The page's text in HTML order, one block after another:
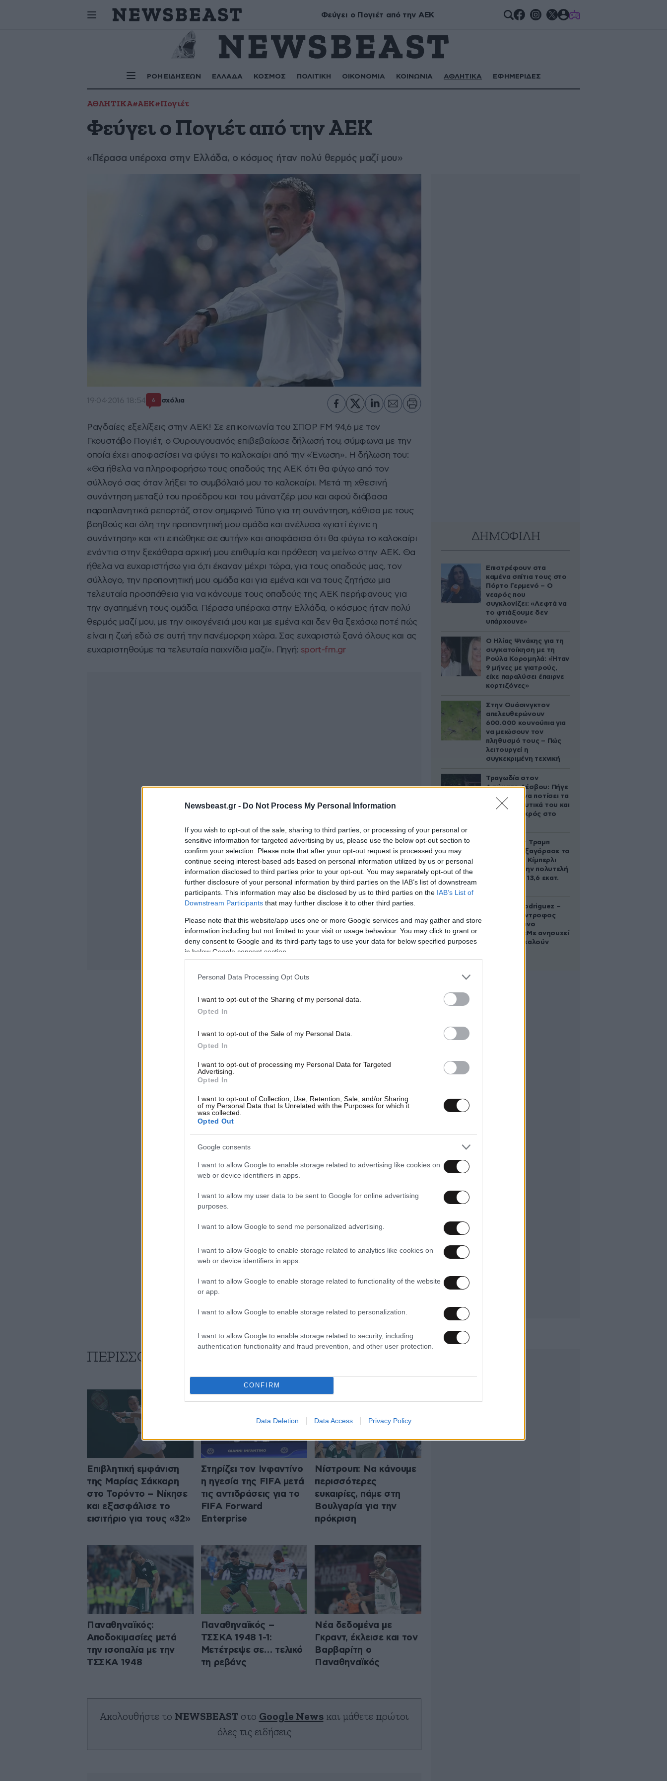
Newsbeast.gr - Do Not Process My Personal Information
If you wish to opt-out of the sale, sharing to third parties, or processing of your personal or
sensitive information for targeted advertising by us, please use the below opt-out section to
confirm your selection. Please note that after your opt-out request is processed you may
continue seeing interest-based ads based on personal information utilized by us or personal
information disclosed to third parties prior to your opt-out. You may separately opt-out of the
further disclosure of your personal information by third parties on the IAB’s list of downstream
participants. This information may also be disclosed by us to third parties on the IAB’s List of
Downstream Participants that may further disclose it to other third parties.
Please note that this website/app uses one or more Google services and may gather and store
information including but not limited to your visit or usage behaviour. You may click to grant or
deny consent to Google and its third-party tags to use your data for below specified purposes
in below Google consent section.
Personal Data Processing Opt Outs
I want to opt-out of the Sharing of my personal data.
Opted In
I want to opt-out of the Sale of my Personal Data.
Opted In
I want to opt-out of processing my Personal Data for Targeted
Advertising.
Opted In
I want to opt-out of Collection, Use, Retention, Sale, and/or Sharing
of my Personal Data that Is Unrelated with the Purposes for which it
was collected.
Opted Out
Google consents
I want to allow Google to enable storage related to advertising like cookies on
web or device identifiers in apps.
I want to allow my user data to be sent to Google for online advertising
purposes.
I want to allow Google to send me personalized advertising.
I want to allow Google to enable storage related to analytics like cookies on
web or device identifiers in apps.
I want to allow Google to enable storage related to functionality of the website
or app.
I want to allow Google to enable storage related to personalization.
I want to allow Google to enable storage related to security, including
authentication functionality and fraud prevention, and other user protection.
CONFIRM
Data Deletion Data Access Privacy Policy
Σήμερα γιορτάζουν: GAMES
ΡΟΗ ΕΙΔΗΣΕΩΝ ΕΛΛΑΔΑ ΚΟΣΜΟΣ ΠΟΛΙΤΙΚΗ ΟΙΚΟΝΟΜΙΑ ΚΟΙΝΩΝΙΑ ΑΘΛΗΤΙΚΑ ΕΦΗΜΕΡΙΔΕΣ
Φεύγει ο Πογιέτ από την ΑΕΚ
ΑΘΛΗΤΙΚΑ#ΑΕΚ#Πογιέτ
Φεύγει ο Πογιέτ από την ΑΕΚ
«Πέρασα υπέροχα στην Ελλάδα, ο κόσμος ήταν πολύ θερμός μαζί μου»
19·04·2016 18:54 6 σχόλια
Ραγδαίες εξελίξεις στην ΑΕΚ! Σε επικοινωνία του ΣΠΟΡ FM 94,6 με τον
Γκουστάβο Πογιέτ, ο Ουρουγουανός επιβεβαίωσε δήλωσή του, σύμφωνα με την
οποία έχει αποφασίσει να φύγει το καλοκαίρι από την «Ένωση». Η δήλωση του:
«Θα ήθελα να πληροφορήσω τους οπαδούς της ΑΕΚ ότι θα φύγω από τον
σύλλογό σας όταν λήξει το συμβόλαιό μου το καλοκαίρι. Μετά τη χθεσινή
συνάντηση μεταξύ του προέδρου και του μάνατζέρ μου και αφού διάβασα
παραπλανητικά ρεπορτάζ στον σημερινό Τύπο για τη συνάντηση, κάθισα με τους
βοηθούς και όλη την προπονητική μου ομάδα και ανέλυσα «γιατί έγινε η
συνάντηση» και «τι ειπώθηκε σε αυτήν» και αποφάσισα ότι θα φύγω το καλοκαίρι
ενάντια στην ξεκάθαρα αρχική μου επιθυμία και πρόθεση να μείνω στην ΑΕΚ. Θα
ήθελα να ευχαριστήσω για ό,τι έκαναν μέχρι τώρα, για τους οπαδούς μας, τον
σύλλογο, την προπονητική μου ομάδα και για εμένα και να τους ζητήσω μια
τελευταία προσπάθεια για να κάνουμε τους οπαδούς της ΑΕΚ περήφανους για
την αγαπημένη τους ομάδα. Πέρασα υπέροχα στην Ελλάδα, ο κόσμος ήταν πολύ
θερμός μαζί μου, με την οικογένειά μου και με εμένα και δεν θα ξεχάσω ποτέ πώς
είναι η ζωή εδώ σε αυτή την πανέμορφη χώρα. Σας ευχαριστώ ξανά όλους και ας
ευχαριστηθούμε τα τελευταία παιχνίδια μαζί». Πηγή: sport-fm.gr
ΔΗΜΟΦΙΛΗ
Επιστρέφουν στα
καμένα σπίτια τους στο
Πόρτο Γερμενό – Ο
νεαρός που
συγκλονίζει: «Λεφτά να
το φτιάξουμε δεν
υπάρχουνε»
Ο Ηλίας Ψινάκης για τη
συγκατοίκηση με τη
Ρούλα Κορομηλά: «Ήταν
9 μήνες με γιατρούς,
είχε παραλύσει έπαιρνε
κορτιζόνες»
Στην Ουάσινγκτον
απελευθερώνουν
600.000 κουνούπια για
να μειώσουν τον
πληθυσμό τους – Πώς
λειτουργεί η
συγκεκριμένη τεχνική
Τραγωδία στον
Ασώματο Λέσβου: Πήγε
στο κτήμα να ποτίσει τα
οπωροκηπευτικά του και
βρέθηκε νεκρός στο
Ο Ντόναλντ Τραμπ
Τζούνιορ εξαγόρασε το
μερίδιο της Κίμπερλι
Γκίλφοϊλ στην πολυτελή
έπαυλη των 13,6 εκατ.
Georgina Rodriguez –
Ξεσπά η σύντροφος
του Κριστιάνο
Ρονάλντο: «Με ανησυχεί
που με αποκαλούν
ΠΕΡΙΣΣΟΤΕΡΑ ΑΠΟ ΤA ΑΘΛΗΤΙΚΑ
Επιβλητική εμφάνιση
της Μαρίας Σάκκαρη
στο Τορόντο – Νίκησε
και εξασφάλισε το
εισιτήριο για τους «32»
Στηρίζει τον Ινφαντίνο
η ηγεσία της FIFA μετά
τις αντιδράσεις για το
FIFA Forward
Enterprise
Νίστρουπ: Να κάνουμε
περισσότερες
ευκαιρίες, πάμε στη
Βουλγαρία για την
πρόκριση
Παναθηναϊκός:
Αποδοκιμασίες μετά
την ισοπαλία με την
ΤΣΣΚΑ 1948
Παναθηναϊκός –
ΤΣΣΚΑ 1948 1-1:
Μετέτρεψε σε… τελικό
τη ρεβάνς
Νέα δεδομένα με
Γκραντ, έκλεισε και τον
Βαρβαρίτη ο
Παναθηναϊκός
Ακολουθήστε το NEWSBEASTστο Google Newsκαι μάθετε πρώτοι
όλες τις ειδήσεις